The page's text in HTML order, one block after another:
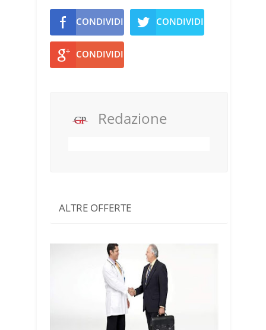
CONDIVIDI CONDIVIDI
CONDIVIDI
Redazione
ALTRE OFFERTE